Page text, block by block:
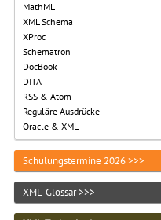
MathML
XML Schema
XProc
Schematron
DocBook
DITA
RSS & Atom
Reguläre Ausdrücke
Oracle & XML
Schulungstermine 2026 >>>
XML-Glossar >>>